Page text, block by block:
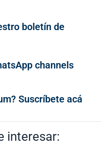
boletín de
channels
Suscríbete acá
interesar: